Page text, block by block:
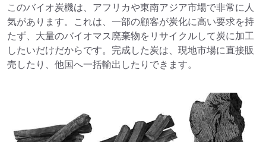
このバイオ炭機は、アフリカや東南アジア市場で非常に人
気があります。これは、一部の顧客が炭化に高い要求を持
たず、大量のバイオマス廃棄物をリサイクルして炭に加工
したいだけだからです。完成した炭は、現地市場に直接販
売したり、他国へ一括輸出したりできます。